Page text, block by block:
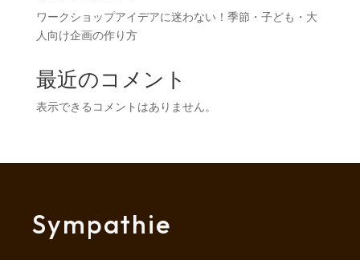
ワークショップアイデアに迷わない！季節・子ども・大
人向け企画の作り方
最近のコメント
表示できるコメントはありません。
Sympathie